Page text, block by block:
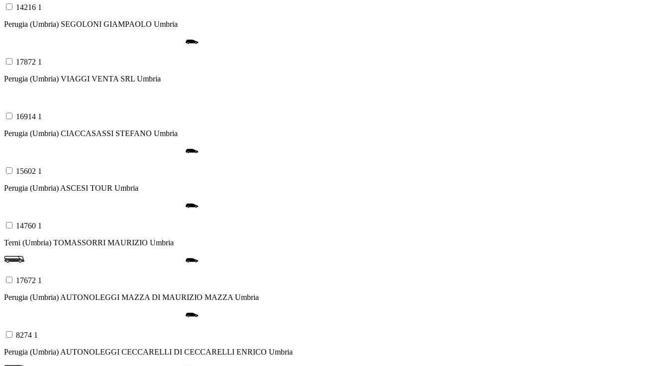
14216 1
Perugia (Umbria) SEGOLONI GIAMPAOLO Umbria
17872 1
Perugia (Umbria) VIAGGI VENTA SRL Umbria
16914 1
Perugia (Umbria) CIACCASASSI STEFANO Umbria
15602 1
Perugia (Umbria) ASCESI TOUR Umbria
14760 1
Terni (Umbria) TOMASSORRI MAURIZIO Umbria
17672 1
Perugia (Umbria) AUTONOLEGGI MAZZA DI MAURIZIO MAZZA Umbria
8274 1
Perugia (Umbria) AUTONOLEGGI CECCARELLI DI CECCARELLI ENRICO Umbria